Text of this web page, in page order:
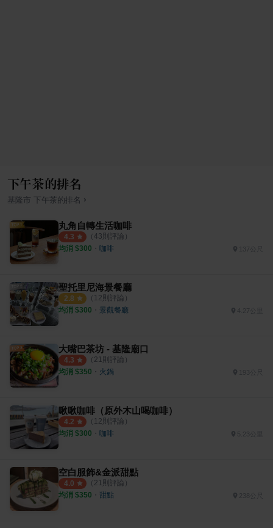
下午茶的排名
基隆市 下午茶的排名 ›
丸角自轉生活咖啡
4.3 （ 43則評論）
均消 $300 ・ 咖啡
聖托里尼海景餐廳
2.8 （ 12則評論）
均消 $300 ・ 景觀餐廳 4.27公里
大嘴巴茶坊 - 基隆廟口
4.3 （ 21則評論）
均消 $350 ・ 火鍋
啾啾咖啡（原外木山喝咖啡）
4.2 （ 12則評論）
均消 $300 ・ 咖啡 5.23公里
空白服飾&金派甜點
4.0 （ 21則評論）
均消 $350 ・ 甜點